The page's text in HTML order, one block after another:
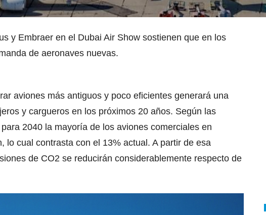
y Embraer en el Dubai Air Show sostienen que en los
de aeronaves nuevas.
aviones más antiguos y poco eficientes generará una
y cargueros en los próximos 20 años. Según las
2040 la mayoría de los aviones comerciales en
lo cual contrasta con el 13% actual. A partir de esa
de CO2 se reducirán considerablemente respecto de